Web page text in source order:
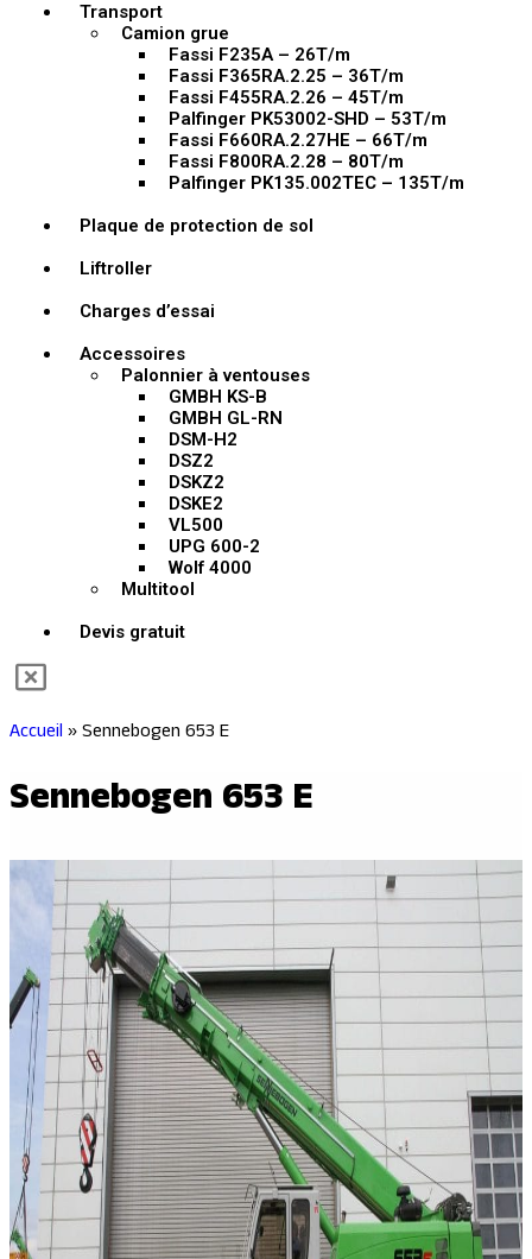
Transport
Camion grue
Fassi F235A – 26T/m
Fassi F365RA.2.25 – 36T/m
Fassi F455RA.2.26 – 45T/m
Palfinger PK53002-SHD – 53T/m
Fassi F660RA.2.27HE – 66T/m
Fassi F800RA.2.28 – 80T/m
Palfinger PK135.002TEC – 135T/m
Plaque de protection de sol
Liftroller
Charges d’essai
Accessoires
Palonnier à ventouses
GMBH KS-B
GMBH GL-RN
DSM-H2
DSZ2
DSKZ2
DSKE2
VL500
UPG 600-2
Wolf 4000
Multitool
Devis gratuit
Accueil »Sennebogen 653 E
Sennebogen 653 E